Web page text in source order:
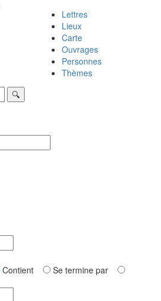
Lettres
Lieux
Carte
Ouvrages
Personnes
Thèmes
Contient
Se termine par